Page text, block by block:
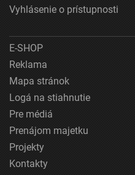
Vyhlásenie o prístupnosti
E-SHOP
Reklama
Mapa stránok
Logá na stiahnutie
Pre médiá
Prenájom majetku
Projekty
Kontakty